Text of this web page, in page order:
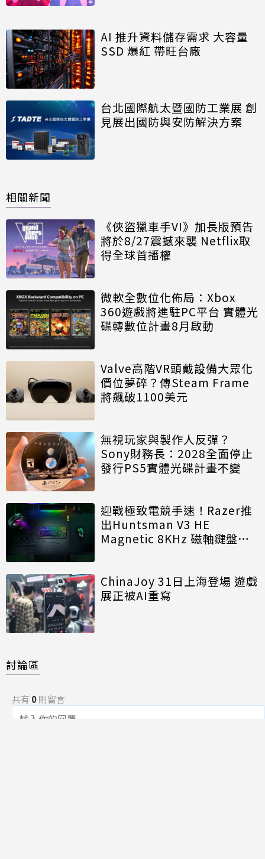
AI 推升資料儲存需求 大容量
SSD 爆紅 帶旺台廠
台北國際航太暨國防工業展 創
見展出國防與安防解決方案
相關新聞
《俠盜獵車手VI》加長版預告
將於8/27震撼來襲 Netflix取
得全球首播權
微軟全數位化佈局：Xbox
360遊戲將進駐PC平台 實體光
碟轉數位計畫8月啟動
Valve高階VR頭戴設備大眾化
價位夢碎？傳Steam Frame
將飆破1100美元
無視玩家與製作人反彈？
Sony財務長：2028全面停止
發行PS5實體光碟計畫不變
迎戰極致電競手速！Razer推
出Huntsman V3 HE
Magnetic 8KHz 磁軸鍵盤效
ChinaJoy 31日上海登場 遊戲
展正被AI重寫
討論區
共有 0則留言